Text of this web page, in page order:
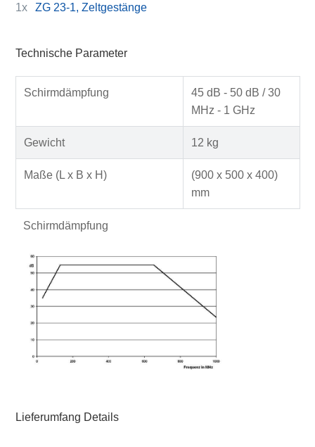
1x
ZG 23-1, Zeltgestänge
Technische Parameter
Schirmdämpfung
45 dB - 50 dB / 30
MHz - 1 GHz
Gewicht 12 kg
Maße (L x B x H)
(900 x 500 x 400)
mm
Schirmdämpfung
Lieferumfang Details